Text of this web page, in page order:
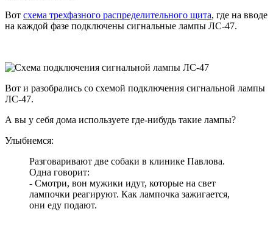
Вот схема трехфазного распределительного щита, где на вводе
на каждой фазе подключены сигнальные лампы ЛС-47.
Вот и разобрались со схемой подключения сигнальной лампы
ЛС-47.
А вы у себя дома используете где-нибудь такие лампы?
Улыбнемся:
Разговаривают две собаки в клинике Павлова.
Одна говорит:
- Смотри, вон мужики идут, которые на свет
лампочки реагируют. Как лампочка зажигается,
они еду подают.